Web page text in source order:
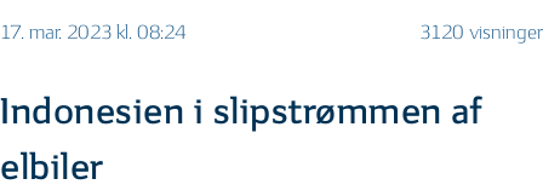
17. mar. 2023 kl. 08:24 3120 visninger
Indonesien i slipstrømmen af
elbiler